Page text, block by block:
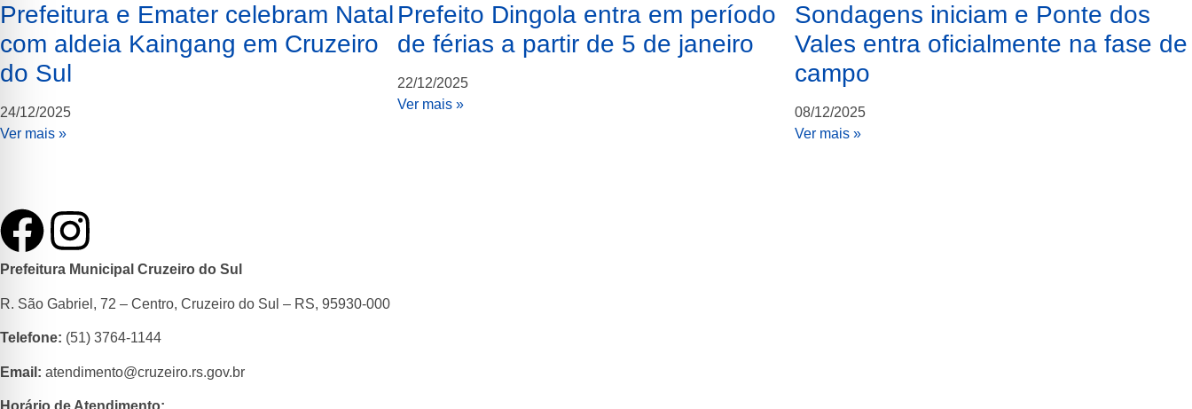
Prefeitura e Emater celebram Natal
com aldeia Kaingang em Cruzeiro
do Sul
24/12/2025
Ver mais »
Prefeito Dingola entra em período
de férias a partir de 5 de janeiro
22/12/2025
Ver mais »
Sondagens iniciam e Ponte dos
Vales entra oficialmente na fase de
campo
08/12/2025
Ver mais »
Prefeitura Municipal Cruzeiro do Sul
R. São Gabriel, 72 – Centro, Cruzeiro do Sul – RS, 95930-000
Telefone: (51) 3764-1144
Email: atendimento@cruzeiro.rs.gov.br
Horário de Atendimento: